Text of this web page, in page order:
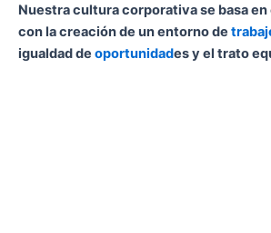
Nuestra cultura corporativa se basa
con la creación de un entorno de
igualdad de oportunidades y el trato